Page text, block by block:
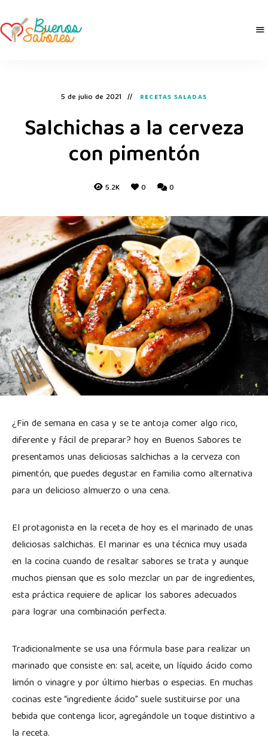
5 de julio de 2021 RECETAS SALADAS
Salchichas a la cerveza
con pimentón
5.2K 0 0
¿Fin de semana en casa y se te antoja comer algo rico,
diferente y fácil de preparar? hoy en Buenos Sabores te
presentamos unas deliciosas salchichas a la cerveza con
pimentón, que puedes degustar en familia como alternativa
para un delicioso almuerzo o una cena.
El protagonista en la receta de hoy es el marinado de unas
deliciosas salchichas. El marinar es una técnica muy usada
en la cocina cuando de resaltar sabores se trata y aunque
muchos piensan que es solo mezclar un par de ingredientes,
esta práctica requiere de aplicar los sabores adecuados
para lograr una combinación perfecta.
Tradicionalmente se usa una fórmula base para realizar un
marinado que consiste en: sal, aceite, un líquido ácido como
limón o vinagre y por último hierbas o especias. En muchas
cocinas este “ingrediente ácido” suele sustituirse por una
bebida que contenga licor, agregándole un toque distintivo a
la receta.